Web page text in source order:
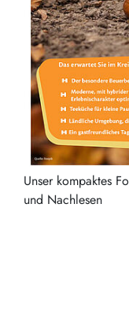
Unser kompaktes
und Nachlesen